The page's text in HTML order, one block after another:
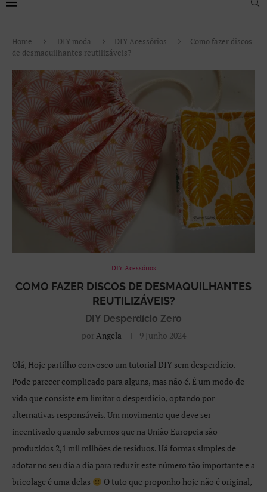
Home DIY moda DIY Acessórios
Como fazer discos
de desmaquilhantes reutilizáveis?
DIY Acessórios
COMO FAZER DISCOS DE DESMAQUILHANTES
REUTILIZÁVEIS?
DIY Desperdício Zero
porAngela 9 Junho 2024
Olá, Hoje partilho convosco um tutorial DIY sem desperdício.
Pode parecer complicado para alguns, mas não é. É um modo de
vida que consiste em limitar o desperdício, optando por
alternativas responsáveis. Um movimento que deve ser
incentivado quando sabemos que na União Europeia são
produzidos 2,1 mil milhões de resíduos. Há formas simples de
adotar no seu dia a dia para reduzir este número tão importante e a
bricolage é uma delas
O tuto que proponho hoje não é original,